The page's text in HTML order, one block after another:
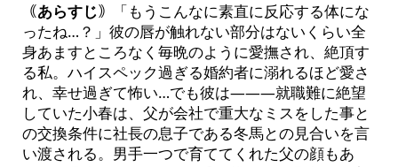
｟あらすじ｠
「もうこんなに素直に反応する体にな
ったね…？」彼の唇が触れない部分はないくらい全
身あますところなく毎晩のように愛撫され、絶頂す
る私。ハイスペック過ぎる婚約者に溺れるほど愛さ
れ、幸せ過ぎて怖い…でも彼は―――就職難に絶望
していた小春は、父が会社で重大なミスをした事と
の交換条件に社長の息子である冬馬との見合いを言
い渡される。男手一つで育ててくれた父の顔もあ